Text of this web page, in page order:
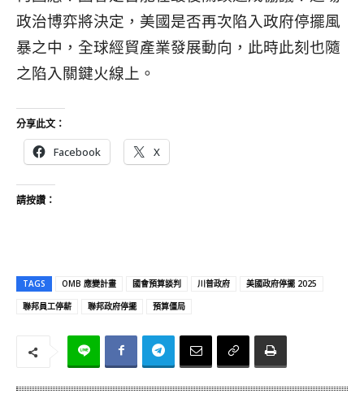
政治博弈將決定，美國是否再次陷入政府停擺風
暴之中，全球經貿產業發展動向，此時此刻也隨
之陷入關鍵火線上。
分享此文：
Facebook X
請按讚：
TAGS OMB 應變計畫 國會預算談判 川普政府
美國政府停擺 2025
聯邦員工停薪
聯邦政府停擺 預算僵局